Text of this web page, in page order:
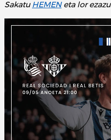
Sakatu HEMENeta lor ezazu